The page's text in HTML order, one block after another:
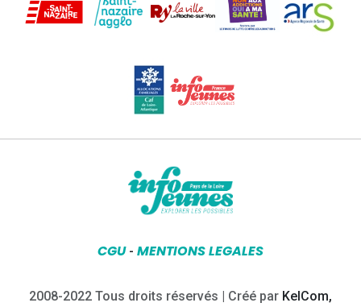
CGU- MENTIONS LEGALES
2008-2022 Tous droits réservés | Créé par KelCom,